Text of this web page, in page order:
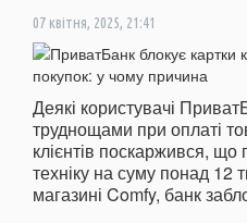
07 квітня, 2025, 21:41
Деякі користувачі
труднощами при оплаті
клієнтів поскаржився, що
техніку на суму понад 12
магазині Comfy, банк